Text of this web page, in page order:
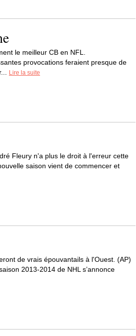
le meilleur CB en NFL.
provocations feraient presque de
Lire la suite
Fleury n'a plus le droit à l'erreur cette
saison vient de commencer et
de vrais épouvantails à l'Ouest. (AP)
2013-2014 de NHL s’annonce